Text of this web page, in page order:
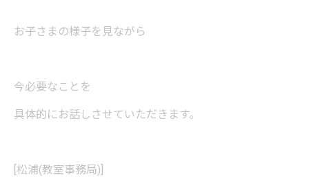
お子さまの様子を見ながら
今必要なことを
具体的にお話しさせていただきます。
[松浦(教室事務局)]